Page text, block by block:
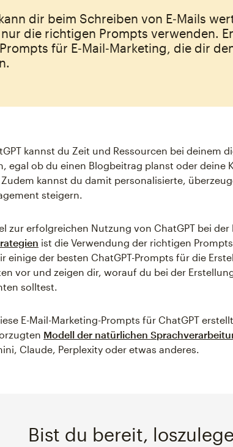
dir beim Schreiben von E‑Mails
die richtigen Prompts verwenden.
für E‑Mail‑Marketing, die dir
kannst du Zeit und Ressourcen bei deinem
egal ob du einen Blogbeitrag planst oder deine
kannst du damit personalisierte,
steigern.
zur erfolgreichen Nutzung von ChatGPT bei der
ist die Verwendung der richtigen
einige der besten ChatGPT-Prompts für die
vor und zeigen dir, worauf du bei der
solltest.
E-Mail-Marketing-Prompts für ChatGPT
Modell der natürlichen
Claude, Perplexity oder etwas anderes.
Bist du bereit,